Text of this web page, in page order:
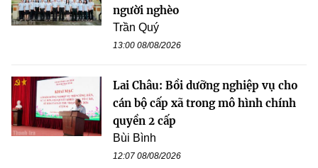
người nghèo
Trần Quý
13:00 08/08/2026
Lai Châu: Bồi dưỡng nghiệp vụ cho
cán bộ cấp xã trong mô hình chính
quyền 2 cấp
Bùi Bình
12:07 08/08/2026